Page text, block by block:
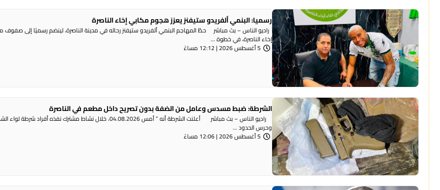
رسميا: البنمي ألفريدو ستيفنز يعزز هجوم مكابي إخاء الناصرة
راديو الناس – بث مباشر حطّ المهاجم البنمي ألفريدو ستيفنز رحاله في مدينة الناصرة، لينضم رسميًا إلى صفوف
إخاء الناصرة، في خطوة ...
5 أغسطس 2026 | 12:12 مساءً
الشرطة: ضبط مسدس وعامل من الضفة بدون تصريح داخل مطعم في الناصرة
راديو الناس – بث مباشر أعلنت الشرطة أنه ” أمس 04.08.2026، خلال نشاط مشترك نفذه أفراد شرطة
وحرس الحدود ...
5 أغسطس 2026 | 12:06 مساءً